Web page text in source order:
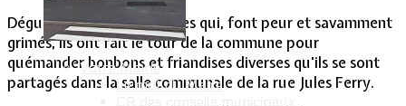
Votre Mairie
Le mot du Maire
Déguisés avec des costumes qui, font peur et savamment
grimés, ils ont fait le tour de la commune pour
quémander bonbons et friandises diverses qu'ils se sont
partagés dans la salle communale de la rue Jules Ferry.